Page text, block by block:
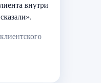
внутри